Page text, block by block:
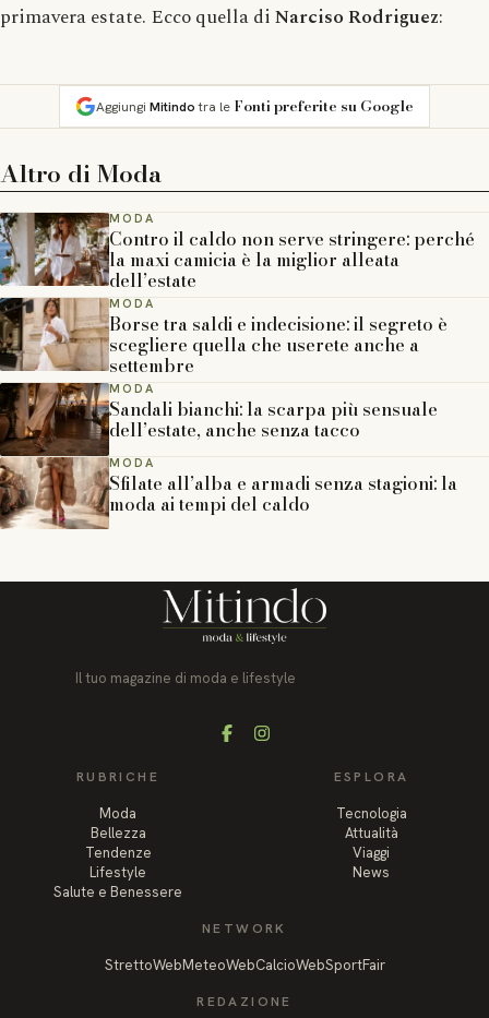
primavera estate. Ecco quella diNarciso Rodriguez:
Aggiungi Mitindotra le Fonti preferite su Google
Altro di Moda
MODA
Contro il caldo non serve stringere: perché
la maxi camicia è la miglior alleata
dell’estate
MODA
Borse tra saldi e indecisione: il segreto è
scegliere quella che userete anche a
settembre
MODA
Sandali bianchi: la scarpa più sensuale
dell’estate, anche senza tacco
MODA
Sfilate all’alba e armadi senza stagioni: la
moda ai tempi del caldo
Il tuo magazine di moda e lifestyle
FacebookInstagram
RUBRICHE
Moda
Bellezza
Tendenze
Lifestyle
Salute e Benessere
ESPLORA
Tecnologia
Attualità
Viaggi
News
NETWORK
StrettoWebMeteoWebCalcioWebSportFair
REDAZIONE